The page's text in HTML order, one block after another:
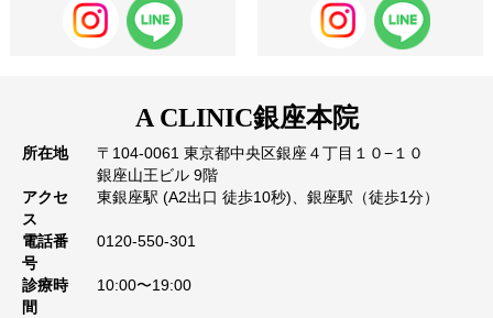
A CLINIC銀座本院
所在地
〒104-0061 東京都中央区銀座４丁目１０−１０
銀座山王ビル 9階
アクセ
ス
東銀座駅 (A2出口 徒歩10秒)、銀座駅（徒歩1分）
電話番
号
0120-550-301
診療時
間
10:00〜19:00